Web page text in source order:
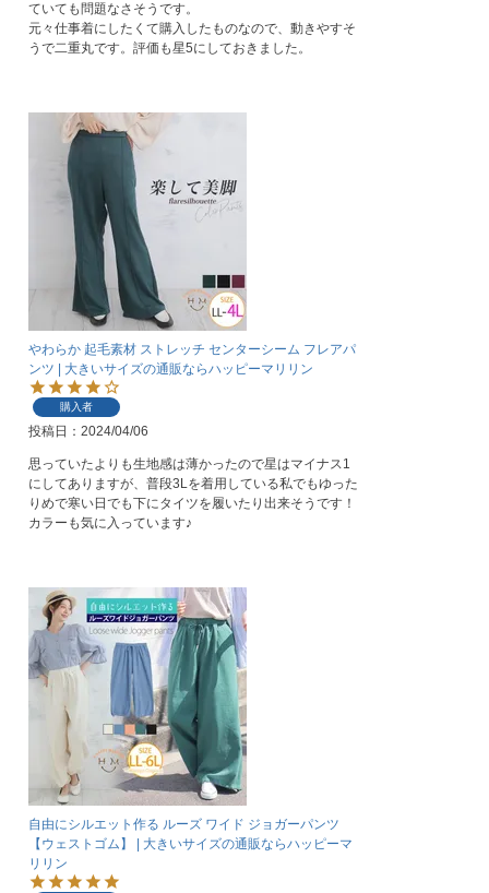
ていても問題なさそうです。
元々仕事着にしたくて購入したものなので、動きやすそ
うで二重丸です。評価も星5にしておきました。
やわらか 起毛素材 ストレッチ センターシーム フレアパ
ンツ | 大きいサイズの通販ならハッピーマリリン
購入者
投稿日 2024/04/06
思っていたよりも生地感は薄かったので星はマイナス1
にしてありますが、普段3Lを着用している私でもゆった
りめで寒い日でも下にタイツを履いたり出来そうです！
カラーも気に入っています♪
自由にシルエット作る ルーズ ワイド ジョガーパンツ
【ウェストゴム】 | 大きいサイズの通販ならハッピーマ
リリン